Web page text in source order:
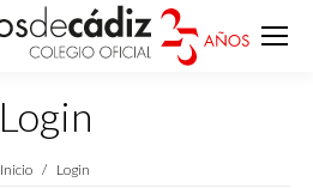
Login
Estás aquí:
Inicio Login